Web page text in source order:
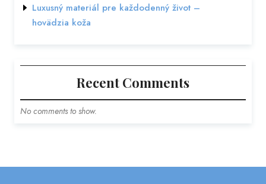
Luxusný materiál pre každodenný život –
hovädzia koža
Recent Comments
No comments to show.